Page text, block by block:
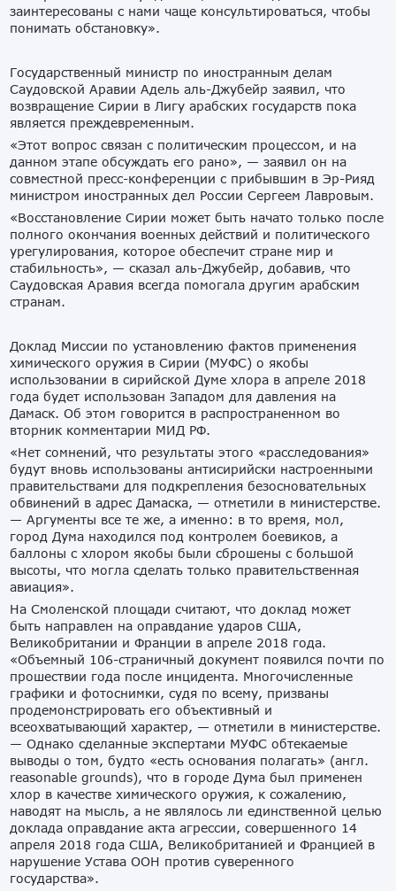
заинтересованы с нами чаще консультироваться, чтобы
понимать обстановку».
Государственный министр по иностранным делам
Саудовской Аравии Адель аль-Джубейр заявил, что
возвращение Сирии в Лигу арабских государств пока
является преждевременным.
«Этот вопрос связан с политическим процессом, и на
данном этапе обсуждать его рано», — заявил он на
совместной пресс-конференции с прибывшим в Эр-Рияд
министром иностранных дел России Сергеем Лавровым.
«Восстановление Сирии может быть начато только после
полного окончания военных действий и политического
урегулирования, которое обеспечит стране мир и
стабильность», — сказал аль-Джубейр, добавив, что
Саудовская Аравия всегда помогала другим арабским
странам.
Доклад Миссии по установлению фактов применения
химического оружия в Сирии (МУФС) о якобы
использовании в сирийской Думе хлора в апреле 2018
года будет использован Западом для давления на
Дамаск. Об этом говорится в распространенном во
вторник комментарии МИД РФ.
«Нет сомнений, что результаты этого «расследования»
будут вновь использованы антисирийски настроенными
правительствами для подкрепления безосновательных
обвинений в адрес Дамаска, — отметили в министерстве.
— Аргументы все те же, а именно: в то время, мол,
город Дума находился под контролем боевиков, а
баллоны с хлором якобы были сброшены с большой
высоты, что могла сделать только правительственная
авиация».
На Смоленской площади считают, что доклад может
быть направлен на оправдание ударов США,
Великобритании и Франции в апреле 2018 года.
«Объемный 106-страничный документ появился почти по
прошествии года после инцидента. Многочисленные
графики и фотоснимки, судя по всему, призваны
продемонстрировать его объективный и
всеохватывающий характер, — отметили в министерстве.
— Однако сделанные экспертами МУФС обтекаемые
выводы о том, будто «есть основания полагать» (англ.
reasonable grounds), что в городе Дума был применен
хлор в качестве химического оружия, к сожалению,
наводят на мысль, а не являлось ли единственной целью
доклада оправдание акта агрессии, совершенного 14
апреля 2018 года США, Великобританией и Францией в
нарушение Устава ООН против суверенного
государства».